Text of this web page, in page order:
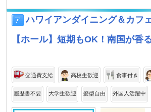
ハワイアンダイニング＆カフ
【ホール】短期もOK！南国が香
交通費支給 高校生歓迎 食事付き
履歴書不要 大学生歓迎 髪型自由 外国人活躍中